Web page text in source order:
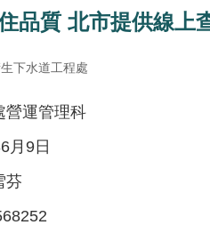
品質 北市提供線上
下水道工程處
營運管理科
月9日
芬